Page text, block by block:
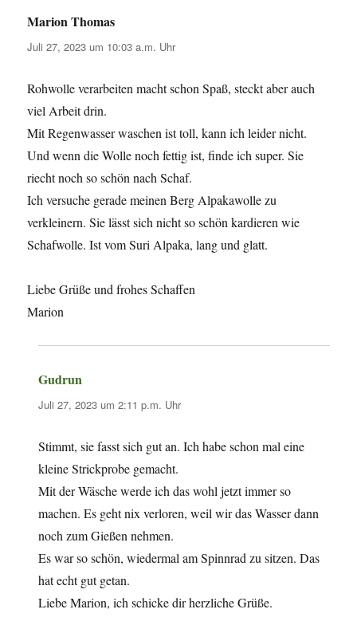
Marion Thomas
Juli 27, 2023 um 10:03 a.m. Uhr
Rohwolle verarbeiten macht schon Spaß, steckt aber auch
viel Arbeit drin.
Mit Regenwasser waschen ist toll, kann ich leider nicht.
Und wenn die Wolle noch fettig ist, finde ich super. Sie
riecht noch so schön nach Schaf.
Ich versuche gerade meinen Berg Alpakawolle zu
verkleinern. Sie lässt sich nicht so schön kardieren wie
Schafwolle. Ist vom Suri Alpaka, lang und glatt.
Liebe Grüße und frohes Schaffen
Marion
Gudrun
Juli 27, 2023 um 2:11 p.m. Uhr
Stimmt, sie fasst sich gut an. Ich habe schon mal eine
kleine Strickprobe gemacht.
Mit der Wäsche werde ich das wohl jetzt immer so
machen. Es geht nix verloren, weil wir das Wasser dann
noch zum Gießen nehmen.
Es war so schön, wiedermal am Spinnrad zu sitzen. Das
hat echt gut getan.
Liebe Marion, ich schicke dir herzliche Grüße.